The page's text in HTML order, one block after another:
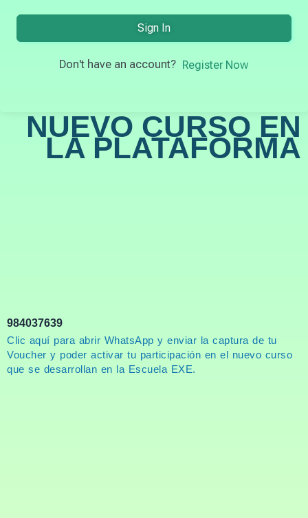
Sign In
Don't have an account? Register Now
NUEVO CURSO EN
LA PLATAFORMA
984037639
Clic aquí para abrir WhatsApp y enviar la captura de tu
Voucher y poder activar tu participación en el nuevo curso
que se desarrollan en la Escuela EXE.